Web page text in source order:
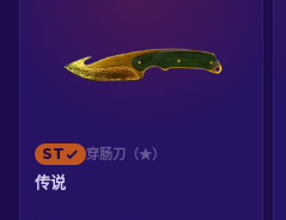
ST 穿肠刀（★）
传说